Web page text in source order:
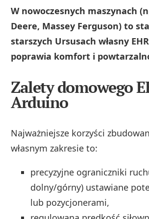
W nowoczesnych maszynach
Deere, Massey Ferguson) to
starszych Ursusach własny
poprawia komfort i
Zalety domowego
Arduino
Najważniejsze korzyści
własnym zakresie to:
precyzyjne ograniczniki
dolny/górny) ustawiane
lub pozycjonerami,